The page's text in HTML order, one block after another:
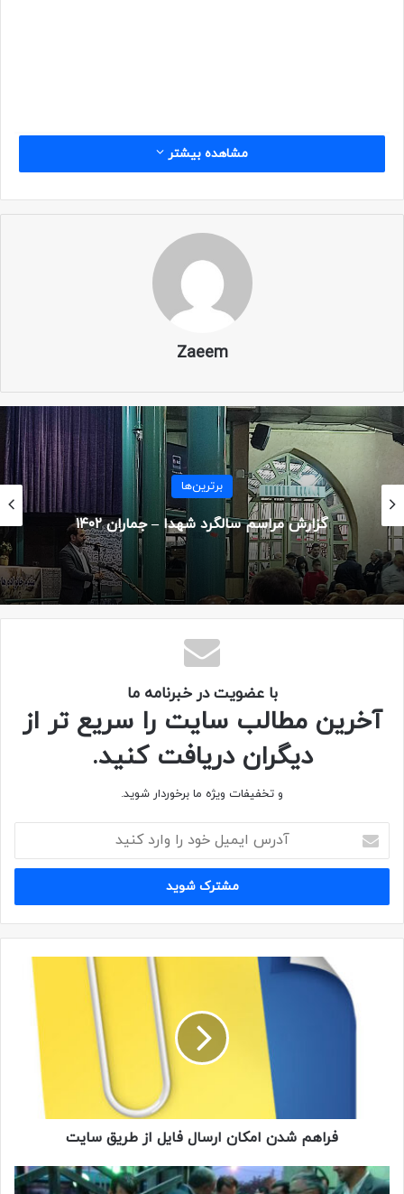
جانباز شهید سرهنگ“سعید لطفی”در
تحمل رنج بسیار، به یاران شهیدش
پیوست و پیکر مطهرش در گلزار شهدای
همسنگران حاج سعید در گردان علی اکبر، برای وداع با او در
مراسمش حضور به هم رسانیدند.
همسنگران در مراسم ختم شهید سعید لطفی – ۱۳۹۱
همسنگران در مراسم ختم شهید سعید لطفی – ۱۳۹۱
یاد و خاطره ی دلاورمردیهای پاسدار رشید و جانباز خستگی ناپذیر؛
مشاهده بیشتر
Zaeem
مراسم‌ها
گزارش یادواره مجازی جانباز شهید مصطفی بابایی
با عضویت در خبرنامه ما
آخرین مطالب سایت را سریع تر از
دیگران دریافت کنید.
و تخفیفات ویژه ما برخوردار شوید.
فراهم شدن امکان ارسال فایل از طریق سایت